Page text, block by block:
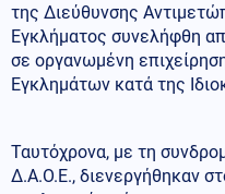
της Διεύθυνσης
Εγκλήματος συνελήφθη
σε οργανωμένη
Εγκλημάτων κατά της
Ταυτόχρονα, με τη
Δ.Α.Ο.Ε., διενεργήθηκαν